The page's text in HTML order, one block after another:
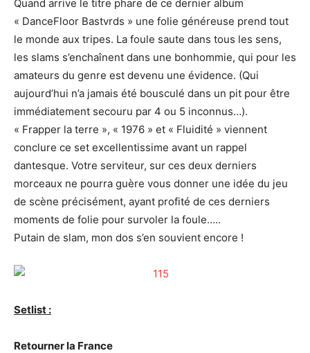
Quand arrive le titre phare de ce dernier album
« DanceFloor Bastvrds » une folie généreuse prend tout
le monde aux tripes. La foule saute dans tous les sens,
les slams s’enchaînent dans une bonhommie, qui pour les
amateurs du genre est devenu une évidence. (Qui
aujourd’hui n’a jamais été bousculé dans un pit pour être
immédiatement secouru par 4 ou 5 inconnus…).
« Frapper la terre », « 1976 » et « Fluidité » viennent
conclure ce set excellentissime avant un rappel
dantesque. Votre serviteur, sur ces deux derniers
morceaux ne pourra guère vous donner une idée du jeu
de scène précisément, ayant profité de ces derniers
moments de folie pour survoler la foule…..
Putain de slam, mon dos s’en souvient encore !
Setlist :
Retourner la France